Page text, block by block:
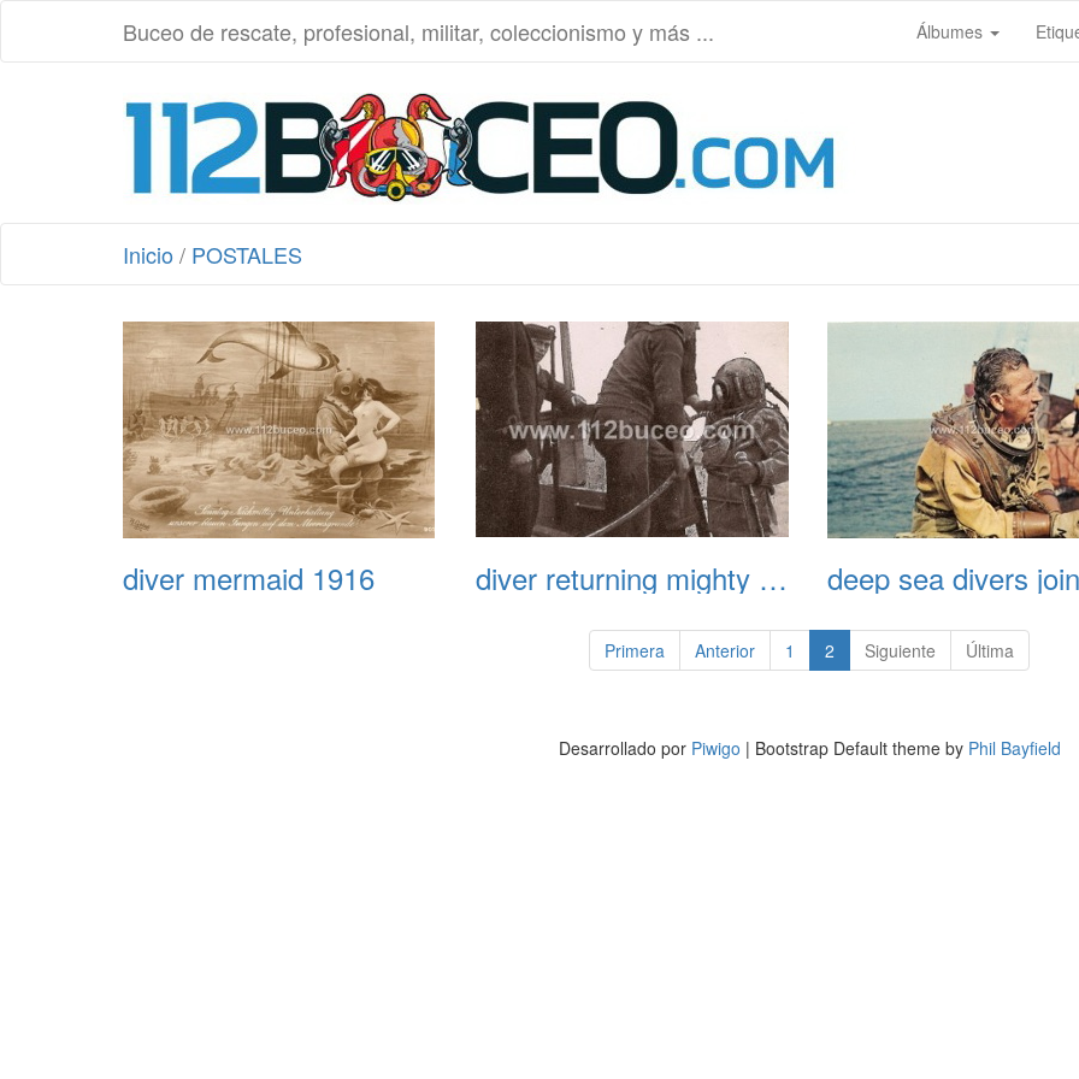
Buceo de rescate, profesional, militar, coleccionismo y más ... Álbumes
Inicio / POSTALES
diver mermaid 1916 diver returning mighty deep
Primera Anterior 1 2 Siguiente Última
Desarrollado por Piwigo | Bootstrap Default theme by Phil Bayfield